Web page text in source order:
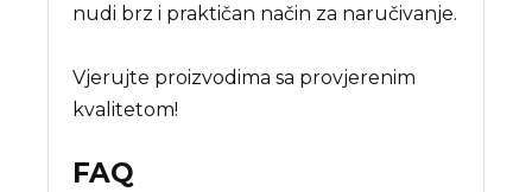
nudi brz i praktičan način za naručivanje.
Vjerujte proizvodima sa provjerenim
kvalitetom!
FAQ